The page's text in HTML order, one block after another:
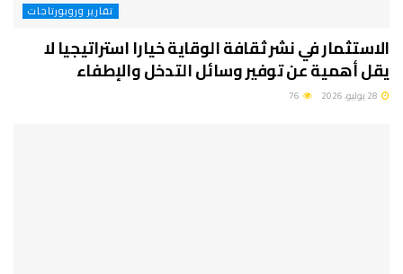
تقارير وروبورتاجات
الاستثمار في نشر ثقافة الوقاية خيارا استراتيجيا لا
يقل أهمية عن توفير وسائل التدخل والإطفاء